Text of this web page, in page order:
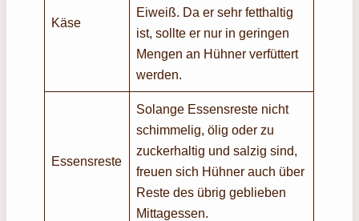
Käse
Eiweiß. Da er sehr fetthaltig
ist, sollte er nur in geringen
Mengen an Hühner verfüttert
werden.
Essensreste
Solange Essensreste nicht
schimmelig, ölig oder zu
zuckerhaltig und salzig sind,
freuen sich Hühner auch über
Reste des übrig geblieben
Mittagessen.